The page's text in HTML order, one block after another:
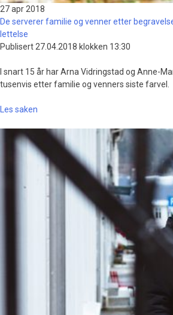
27 apr 2018
De serverer familie og venner etter
lettelse
Publisert 27.04.2018 klokken 13:30
I snart 15 år har Arna Vidringstad og Anne-
tusenvis etter familie og venners siste farvel.
Les saken